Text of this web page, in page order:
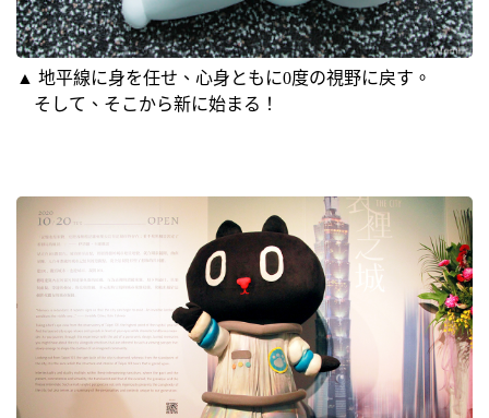
▲ 地平線に身を任せ、心身ともに0度の視野に戻す。
そして、そこから新に始まる！